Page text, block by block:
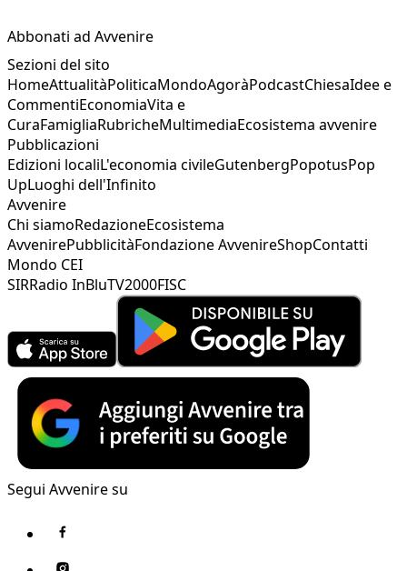
Abbonati ad Avvenire
Sezioni del sito
HomeAttualitàPoliticaMondoAgoràPodcastChiesaIdee e
CommentiEconomiaVita e
CuraFamigliaRubricheMultimediaEcosistema avvenire
Pubblicazioni
Edizioni localiL'economia civileGutenbergPopotusPop
UpLuoghi dell'Infinito
Avvenire
Chi siamoRedazioneEcosistema
AvvenirePubblicitàFondazione AvvenireShopContatti
Mondo CEI
SIRRadio InBluTV2000FISC
Segui Avvenire su